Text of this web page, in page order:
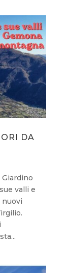
DA
valli e
nuovi